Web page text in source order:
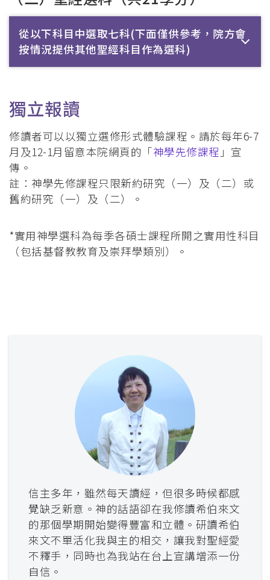
從以下科目中選取七科(下面僅供參考，院方會
按情況提供其他聖經科目作為選科)
獨立報讀
修讀者可以以獨立選修形式體驗課程。請於每年6-7
月及12-1月留意本院網頁的「神學先修課程 」宣
傳。
註：神學先修課程只限新約研究（一）及（二）或
舊約研究（一）及（二）。
*實用神學選科為每季各碩士課程所開之實用性科目
（包括基督教教育及崇拜學類別）。
信主多年，雖然每天讀經，但很多時候都感
覺缺乏新意。神的話語卻在我修讀希伯來文
的那個學期開始變得豐富和立體。研讀希伯
來文不單活化我與主的相交，讓我對聖經愛
不釋手，同時也為我站在台上宣講增添一份
自信。